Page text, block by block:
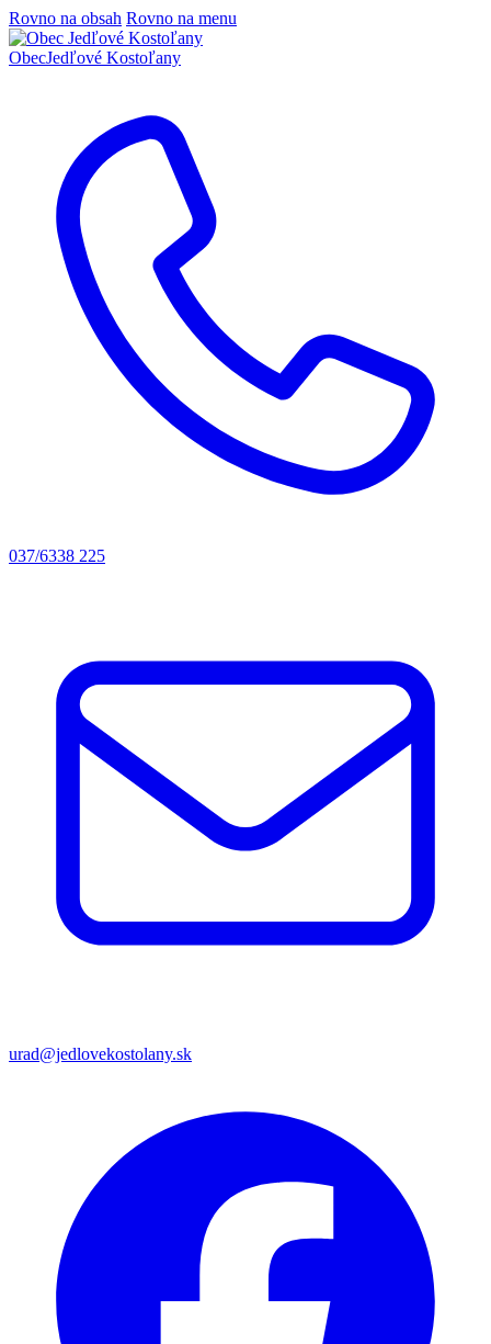
Rovno na obsah Rovno na menu
ObecJedľové Kostoľany
037/6338 225
urad@jedlovekostolany.sk